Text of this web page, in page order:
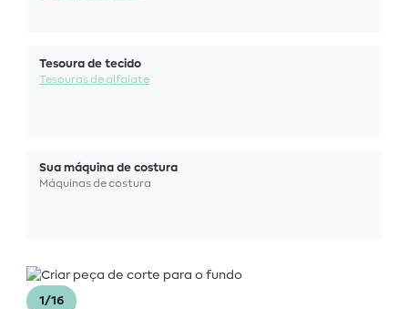
Tesoura de tecido
Tesouras de alfaiate
Sua máquina de costura
Máquinas de costura
1/16